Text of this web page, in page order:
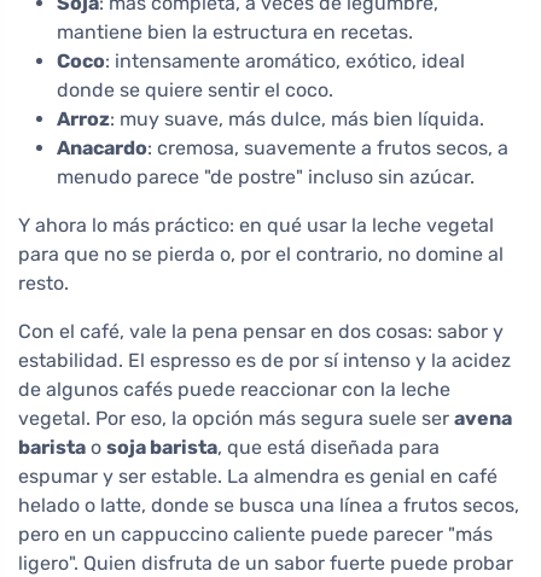
mantiene bien la estructura en recetas.
Coco: intensamente aromático, exótico, ideal
donde se quiere sentir el coco.
Arroz: muy suave, más dulce, más bien líquida.
Anacardo: cremosa, suavemente a frutos secos, a
menudo parece "de postre" incluso sin azúcar.
Y ahora lo más práctico: en qué usar la leche vegetal
para que no se pierda o, por el contrario, no domine al
resto.
Con el café, vale la pena pensar en dos cosas: sabor y
estabilidad. El espresso es de por sí intenso y la acidez
de algunos cafés puede reaccionar con la leche
vegetal. Por eso, la opción más segura suele ser avena
barista o soja barista, que está diseñada para
espumar y ser estable. La almendra es genial en café
helado o latte, donde se busca una línea a frutos secos,
pero en un cappuccino caliente puede parecer "más
ligero". Quien disfruta de un sabor fuerte puede probar